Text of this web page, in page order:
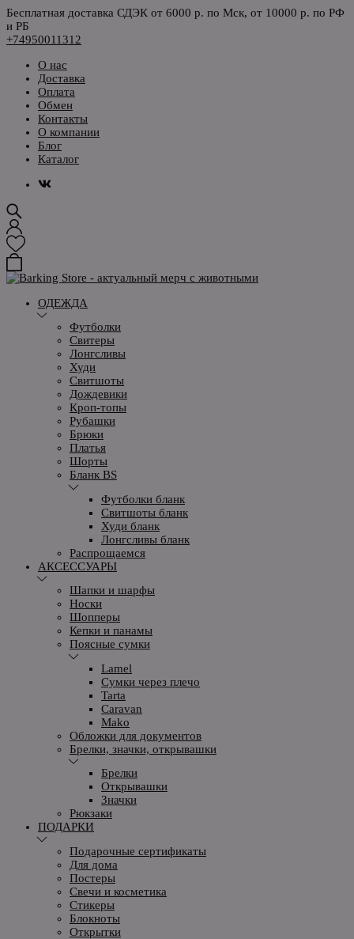
Бесплатная доставка СДЭК от 6000 р. по Мск, от 10000 р. по РФ
и РБ
+74950011312
О нас
Доставка
Оплата
Обмен
Контакты
О компании
Блог
Каталог
ОДЕЖДА
Футболки
Свитеры
Лонгсливы
Худи
Свитшоты
Дождевики
Кроп-топы
Рубашки
Брюки
Платья
Шорты
Бланк BS
Футболки бланк
Свитшоты бланк
Худи бланк
Лонгсливы бланк
Распрощаемся
АКСЕССУАРЫ
Шапки и шарфы
Носки
Шопперы
Кепки и панамы
Поясные сумки
Lamel
Сумки через плечо
Tarta
Caravan
Mako
Обложки для документов
Брелки, значки, открывашки
Брелки
Открывашки
Значки
Рюкзаки
ПОДАРКИ
Подарочные сертификаты
Для дома
Постеры
Свечи и косметика
Стикеры
Блокноты
Открытки